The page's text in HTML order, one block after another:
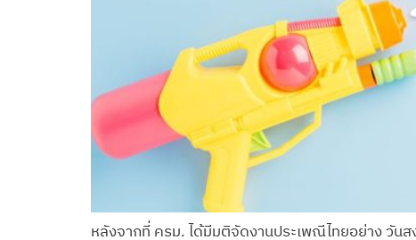
หลังจากที่ ครม. ได้มีมติจัดงานประเพณีไทยอย่าง วันส